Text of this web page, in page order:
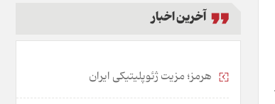
آخرین اخبار
هرمز؛ مزیت ژئوپلیتیکی ایران